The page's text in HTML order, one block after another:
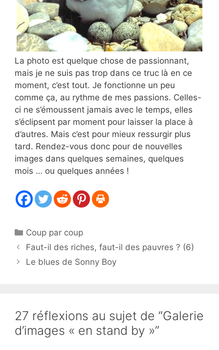
La photo est quelque chose de passionnant,
mais je ne suis pas trop dans ce truc là en ce
moment, c’est tout. Je fonctionne un peu
comme ça, au rythme de mes passions. Celles-
ci ne s’émoussent jamais avec le temps, elles
s’éclipsent par moment pour laisser la place à
d’autres. Mais c’est pour mieux ressurgir plus
tard. Rendez-vous donc pour de nouvelles
images dans quelques semaines, quelques
mois … ou quelques années !
Catégories
Coup par coup
Faut-il des riches, faut-il des pauvres ? (6)
Le blues de Sonny Boy
27 réflexions au sujet de “Galerie
d’images « en stand by »”